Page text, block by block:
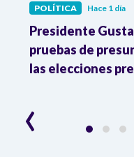
POLÍTICA Hace 1 día
Presidente
pruebas de
las elecciones
‹